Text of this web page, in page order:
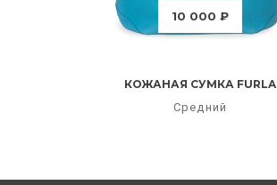
10 000 ₽
КОЖАНАЯ СУМКА FURLA
Средний